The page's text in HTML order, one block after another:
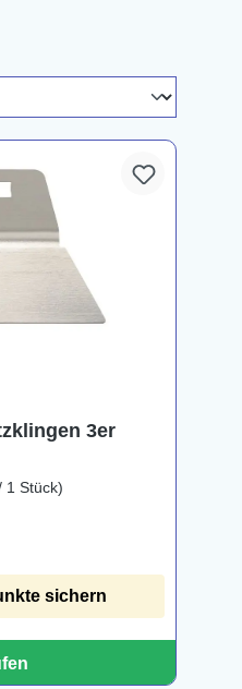
3er
1 Stück)
sichern